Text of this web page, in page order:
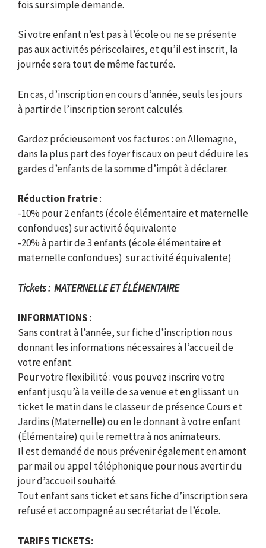
fois sur simple demande.
Si votre enfant n’est pas à l’école ou ne se présente
pas aux activités périscolaires, et qu’il est inscrit, la
journée sera tout de même facturée.
En cas, d’inscription en cours d’année, seuls les jours
à partir de l’inscription seront calculés.
Gardez précieusement vos factures : en Allemagne,
dans la plus part des foyer fiscaux on peut déduire les
gardes d’enfants de la somme d’impôt à déclarer.
Réduction fratrie:
-10% pour 2 enfants (école élémentaire et maternelle
confondues) sur activité équivalente
-20% à partir de 3 enfants (école élémentaire et
maternelle confondues) sur activité équivalente)
Tickets : MATERNELLE ET ÉLÉMENTAIRE
INFORMATIONS:
Sans contrat à l’année, sur fiche d’inscription nous
donnant les informations nécessaires à l’accueil de
votre enfant.
Pour votre flexibilité : vous pouvez inscrire votre
enfant jusqu’à la veille de sa venue et en glissant un
ticket le matin dans le classeur de présence Cours et
Jardins (Maternelle) ou en le donnant à votre enfant
(Élémentaire) qui le remettra à nos animateurs.
Il est demandé de nous prévenir également en amont
par mail ou appel téléphonique pour nous avertir du
jour d’accueil souhaité.
Tout enfant sans ticket et sans fiche d’inscription sera
refusé et accompagné au secrétariat de l’école.
TARIFS TICKETS: